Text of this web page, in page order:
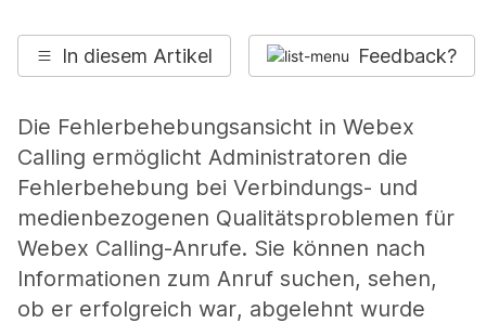
In diesem Artikel Feedback?
Die Fehlerbehebungsansicht in Webex
Calling ermöglicht Administratoren die
Fehlerbehebung bei Verbindungs- und
medienbezogenen Qualitätsproblemen für
Webex Calling-Anrufe. Sie können nach
Informationen zum Anruf suchen, sehen,
ob er erfolgreich war, abgelehnt wurde